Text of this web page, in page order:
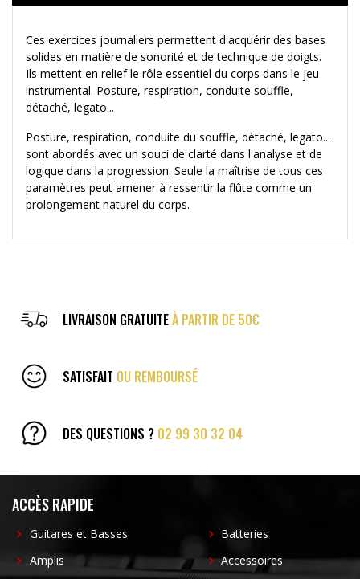
Ces exercices journaliers permettent d'acquérir des bases
solides en matière de sonorité et de technique de doigts.
Ils mettent en relief le rôle essentiel du corps dans le jeu
instrumental. Posture, respiration, conduite souffle,
détaché, legato...
Posture, respiration, conduite du souffle, détaché, legato...
sont abordés avec un souci de clarté dans l'analyse et de
logique dans la progression. Seule la maîtrise de tous ces
paramètres peut amener à ressentir la flûte comme un
prolongement naturel du corps.
LIVRAISON GRATUITEÀ PARTIR DE 50€
SATISFAIT OU REMBOURSÉ
DES QUESTIONS ? 02 99 30 32 04
ACCÈS RAPIDE
Guitares et Basses
Amplis
Batteries
Accessoires